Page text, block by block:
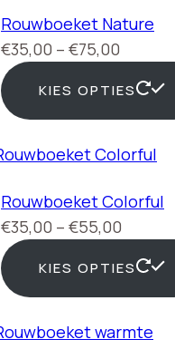
Rouwboeket Nature
€35,00 – €75,00
tot
€75,00
KIES OPTIES
Rouwboeket Colorful
€35,00 – €55,00
tot
€55,00
KIES OPTIES